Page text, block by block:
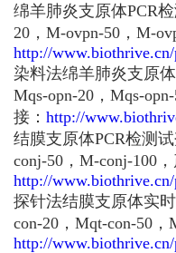
绵羊肺炎支原体PCR
20，M-ovpn-50，M-
http://
染料法绵羊肺炎支原
Mqs-opn-20，Mqs-
接： http://
结膜支原体PCR检测
conj-50，M-conj-100，
http://
探针法结膜支原体实
con-20，Mqt-con-50，
http://